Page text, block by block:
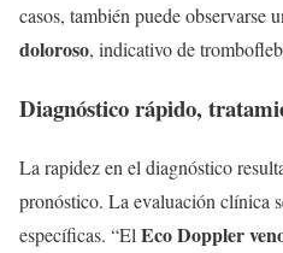
casos, también puede observarse
doloroso, indicativo de
Diagnóstico rápido,
La rapidez en el diagnóstico
pronóstico. La evaluación clínica
específicas. “El Eco Doppler